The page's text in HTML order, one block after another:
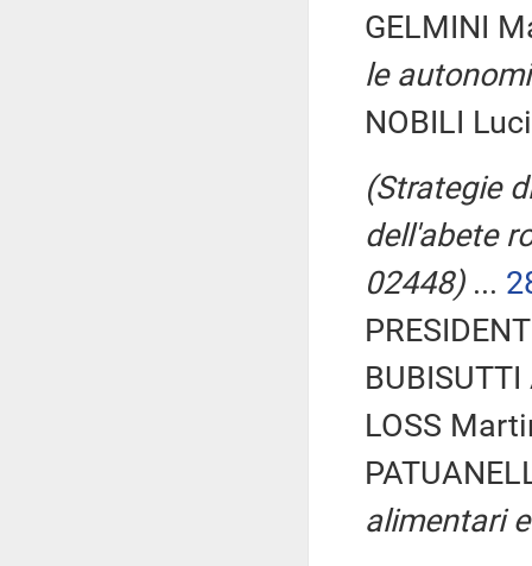
GELMINI
le
NOBILI
(Strategie
dell'abete
02448)...
LOSS
alimentari